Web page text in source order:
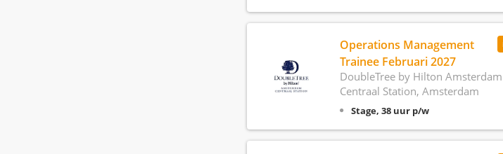
Operations Management
Trainee Februari 2027
DoubleTree by Hilton Amsterdam
Centraal Station, Amsterdam
Stage, 38 uur p/w